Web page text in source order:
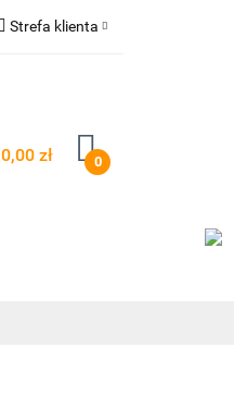
Strefa klienta
Dodaj zgłoszenie
0,00 zł 0